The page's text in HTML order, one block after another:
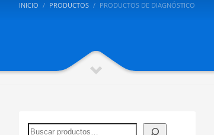
INICIO PRODUCTOS PRODUCTOS DE DIAGNÓSTICO
Buscar